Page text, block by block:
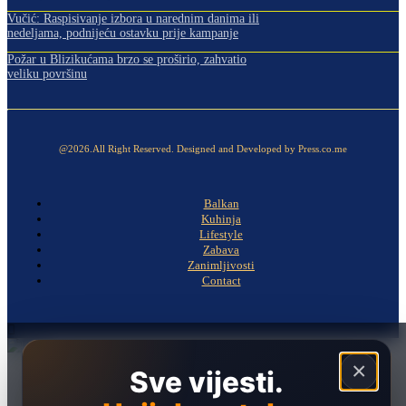
Vučić: Raspisivanje izbora u narednim danima ili
nedeljama, podnijeću ostavku prije kampanje
Požar u Blizikućama brzo se proširio, zahvatio
veliku površinu
@2026.All Right Reserved. Designed and Developed by Press.co.me
Balkan
Kuhinja
Lifestyle
Zabava
Zanimljivosti
Contact
×
Sve vijesti.